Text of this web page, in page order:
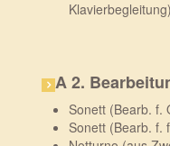
Klavierbegleitung)
A 2.
Sonett (Bearb. f.
Sonett (Bearb. f.